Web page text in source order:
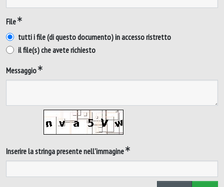
File
tutti i file (di questo documento) in accesso ristretto
il file(s) che avete richiesto
Messaggio
Inserire la stringa presente nell'immagine